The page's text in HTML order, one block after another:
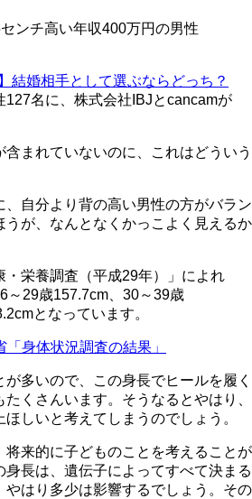
ンチ高い年収400万円の男性
結婚相手として選ぶならどっち？
名に、株式会社IBJとcancamが
まれていないのに、これはどういう
自分より背の高い男性の方がバラン
うが、なんとなくかっこよく見えるか
・栄養調査（平成29年）」によれ
～29歳157.7cm、30～39歳
となっています。
「身体状況調査の結果」
多いので、この身長でヒールを履く
くさんいます。そうなるとやはり、
しいと考えてしまうのでしょう。
将来的に子どものことを考えることが
身長は、遺伝子によってすべて決まる
やはり多少は影響するでしょう。その